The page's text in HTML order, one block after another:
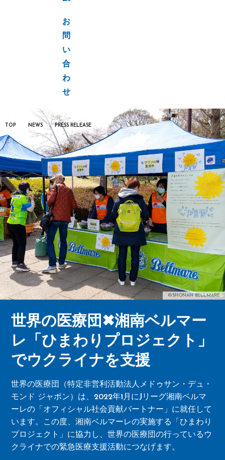
お
問
い
合
わ
せ
TOP NEWS PRESS RELEASE
©SHONAN BELLMARE
世界の医療団✖湘南ベルマー
レ「ひまわりプロジェクト」
でウクライナを支援
世界の医療団（特定非営利活動法人メドゥサン・デュ・
モンド ジャポン）は、2022年1月にJリーグ湘南ベルマ
ーレの「オフィシャル社会貢献パートナー」に就任して
います。この度、湘南ベルマーレの実施する「ひまわり
プロジェクト」に協力し、世界の医療団の行っているウ
クライナでの緊急医療支援活動につなげます。